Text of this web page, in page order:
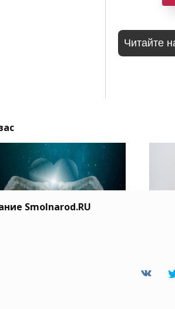
Читайте
Smolnarod.RU